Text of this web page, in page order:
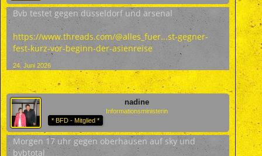
Bvb testet gegen düsseldorf und arsenal
https://www.threads.com/@alles_fuer...st-gegner-
fest-kurz-vor-beginn-der-asienreise
24. Juni 2026
nadine
Informationsministerin
* BFD - Mitglied *
Morgen 17 uhr gegen oberhausen auf sky und
bvbtotal